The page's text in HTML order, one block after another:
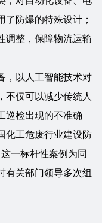
防爆的特殊设计；
调整，保障物流运输
，以人工智能技术对
不仅可以减少传统人
巡检出现的不准确
化工危废行业建设防
一标杆性案例为同
有关部门领导多次组